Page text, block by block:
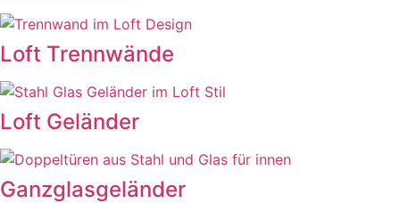
Loft Trennwände
Loft Geländer
Ganzglasgeländer